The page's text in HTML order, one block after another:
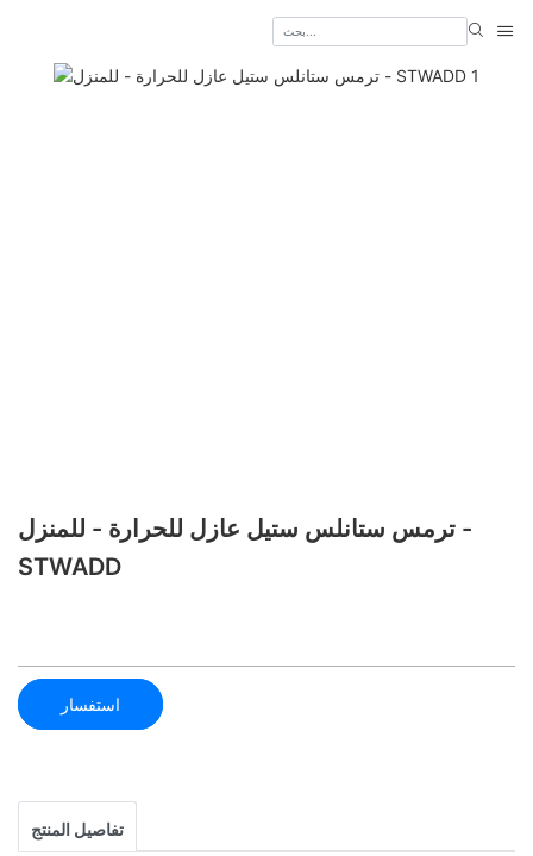
ترمس ستانلس ستيل عازل للحرارة - للمنزل -
STWADD
استفسار
تفاصيل المنتج